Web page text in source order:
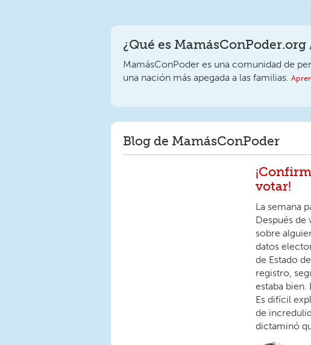
¿Qué es
MamásConPoder es una comunidad de
una nación más apegada a las familias.
Blog de MamásConPoder
votar!
La semana
Después de
sobre
datos
de Estado
registro,
estaba bien.
Es difícil
de
dictaminó